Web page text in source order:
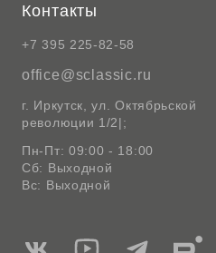
Контакты
+7 395 225-82-58
office@sclassic.ru
г. Иркутск, ул. Октябрьской
революции 1/2|;
Пн-Пт: 09:00 - 18:00
Сб: Выходной
Вс: Выходной